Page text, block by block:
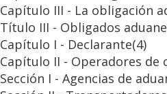
Capítulo III - La obligación
Título III - Obligados
Capítulo I - Declarante(4)
Capítulo II - Operadores
Sección I - Agencias de